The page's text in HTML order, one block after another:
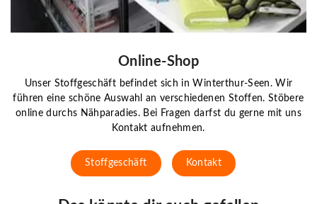
Online-Shop
Unser Stoffgeschäft befindet sich in Winterthur-Seen. Wir
führen eine schöne Auswahl an verschiedenen Stoffen. Stöbere
online durchs Nähparadies. Bei Fragen darfst du gerne mit uns
Kontakt aufnehmen.
Stoffgeschäft Kontakt